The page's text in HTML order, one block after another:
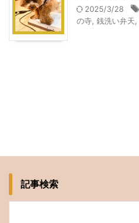
2025/3/28
の寺 銭洗い弁天
記事検索